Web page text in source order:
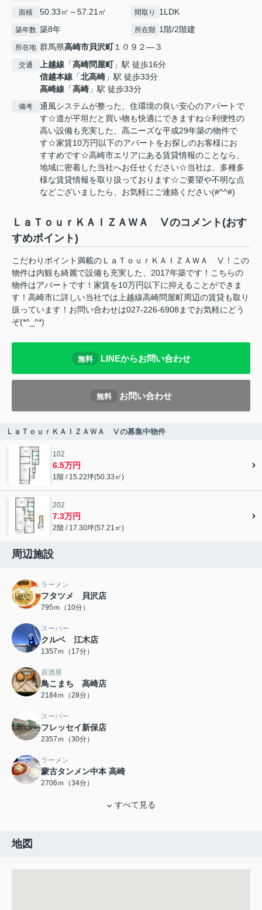
面積 50.33㎡～57.21㎡ 間取り 1LDK
築年数 築8年 所在階 1階/2階建
所在地 群馬県高崎市貝沢町１０９２―３
交通 上越線 「高崎問屋町」駅 徒歩16分
信越本線 「北高崎 」駅 徒歩33分
高崎線 「高崎 」駅 徒歩33分
備考
通風システムが整った、住環境の良い安心のアパートで
す☆道が平坦だと買い物も快適にできますね☆利便性の
高い設備も充実した、高ニーズな平成29年築の物件で
す☆家賃10万円以下のアパートをお探しのお客様にお
すすめです☆高崎市エリアにある賃貸情報のことなら、
地域に密着した当社へお任せください☆当社は、多種多
様な賃貸情報を取り扱っております☆ご要望や不明な点
などございましたら、お気軽にご連絡ください(#^^#)
ＬａＴｏｕｒＫＡＩＺＡＷＡ Ⅴのコメント(おす
すめポイント)
こだわりポイント満載のＬａＴｏｕｒＫＡＩＺＡＷＡ Ⅴ！この
物件は内観も綺麗で設備も充実した、2017年築です！こちらの
物件はアパートです！家賃を10万円以下に抑えることができま
す！高崎市に詳しい当社では上越線高崎問屋町周辺の賃貸も取り
扱っています！お問い合わせは027-226-6908までお気軽にどう
ぞ(*^_^*)
無料 LINEからお問い合わせ
無料 お問い合わせ
ＬａＴｏｕｒＫＡＩＺＡＷＡ Ⅴの募集中物件
102
6.5万円
1階 / 15.22坪(50.33㎡)
202
7.3万円
2階 / 17.30坪(57.21㎡)
周辺施設
ラーメン
フタツメ 貝沢店
795ｍ（10分）
スーパー
クルベ 江木店
1357ｍ（17分）
居酒屋
鳥こまち 高崎店
2184ｍ（28分）
スーパー
フレッセイ新保店
2357ｍ（30分）
ラーメン
蒙古タンメン中本 高崎
2706ｍ（34分）
すべて見る
地図